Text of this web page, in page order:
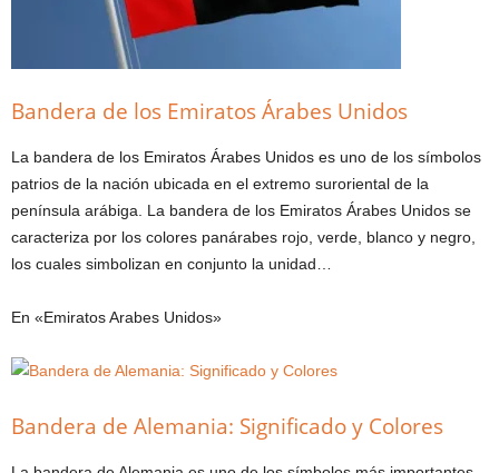
Bandera de los Emiratos Árabes Unidos
La bandera de los Emiratos Árabes Unidos es uno de los símbolos
patrios de la nación ubicada en el extremo suroriental de la
península arábiga. La bandera de los Emiratos Árabes Unidos se
caracteriza por los colores panárabes rojo, verde, blanco y negro,
los cuales simbolizan en conjunto la unidad…
En «Emiratos Arabes Unidos»
Bandera de Alemania: Significado y Colores